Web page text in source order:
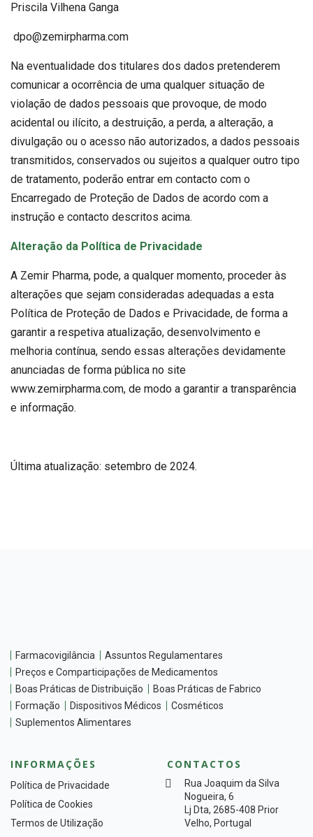
Priscila Vilhena Ganga
dpo@zemirpharma.com
Na eventualidade dos titulares dos dados pretenderem
comunicar a ocorrência de uma qualquer situação de
violação de dados pessoais que provoque, de modo
acidental ou ilícito, a destruição, a perda, a alteração, a
divulgação ou o acesso não autorizados, a dados pessoais
transmitidos, conservados ou sujeitos a qualquer outro tipo
de tratamento, poderão entrar em contacto com o
Encarregado de Proteção de Dados de acordo com a
instrução e contacto descritos acima.
Alteração da Política de Privacidade
A Zemir Pharma, pode, a qualquer momento, proceder às
alterações que sejam consideradas adequadas a esta
Política de Proteção de Dados e Privacidade, de forma a
garantir a respetiva atualização, desenvolvimento e
melhoria contínua, sendo essas alterações devidamente
anunciadas de forma pública no site
www.zemirpharma.com, de modo a garantir a transparência
e informação.
Última atualização: setembro de 2024.
Farmacovigilância
Assuntos Regulamentares
Preços e Comparticipações de Medicamentos
Boas Práticas de Distribuição
Boas Práticas de Fabrico
Formação
Dispositivos Médicos
Cosméticos
Suplementos Alimentares
INFORMAÇÕES
Política de Privacidade
Política de Cookies
Termos de Utilização
CONTACTOS
Rua Joaquim da Silva
Nogueira, 6
Lj Dta, 2685-408 Prior
Velho, Portugal